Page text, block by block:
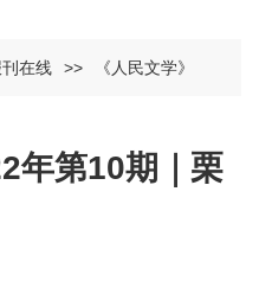
在线 >> 《人民文学》
年第10期｜栗